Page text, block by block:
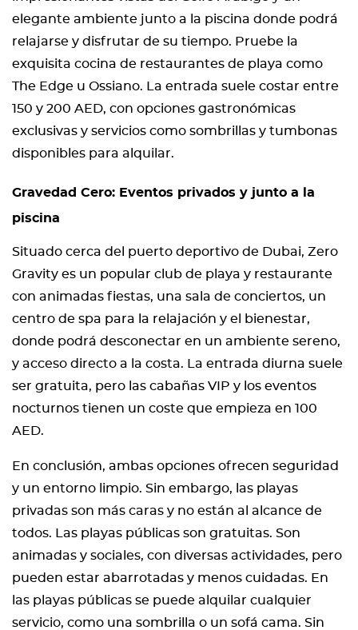
elegante ambiente junto a la piscina donde podrá
relajarse y disfrutar de su tiempo. Pruebe la
exquisita cocina de restaurantes de playa como
The Edge u Ossiano. La entrada suele costar entre
150 y 200 AED, con opciones gastronómicas
exclusivas y servicios como sombrillas y tumbonas
disponibles para alquilar.
Gravedad Cero: Eventos privados y junto a la
piscina
Situado cerca del puerto deportivo de Dubai, Zero
Gravity es un popular club de playa y restaurante
con animadas fiestas, una sala de conciertos, un
centro de spa para la relajación y el bienestar,
donde podrá desconectar en un ambiente sereno,
y acceso directo a la costa. La entrada diurna suele
ser gratuita, pero las cabañas VIP y los eventos
nocturnos tienen un coste que empieza en 100
AED.
En conclusión, ambas opciones ofrecen seguridad
y un entorno limpio. Sin embargo, las playas
privadas son más caras y no están al alcance de
todos. Las playas públicas son gratuitas. Son
animadas y sociales, con diversas actividades, pero
pueden estar abarrotadas y menos cuidadas. En
las playas públicas se puede alquilar cualquier
servicio, como una sombrilla o un sofá cama. Sin